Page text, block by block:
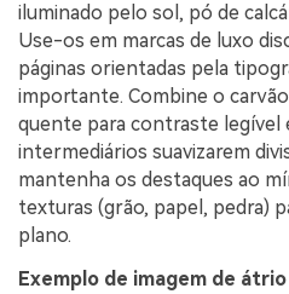
iluminado pelo sol, pó de
Use-os em marcas de luxo
páginas orientadas pela
importante. Combine o
quente para contraste legível
intermediários suavizarem
mantenha os destaques ao
texturas (grão, papel, pedra)
plano.
Exemplo de imagem de